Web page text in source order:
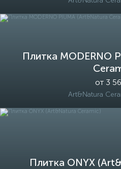
Плитка MODERNO
от 3
Art&Natura
Плитка ONYX